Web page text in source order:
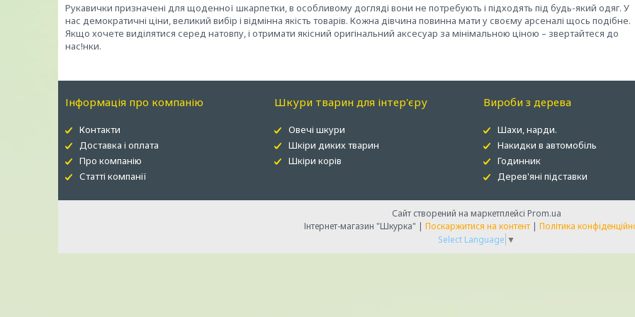
Рукавички призначені для щоденної шкарпетки, в особливому догляді вони не потребують і підходять під будь-який одяг. У
нас демократичні ціни, великий вибір і відмінна якість товарів. Кожна дівчина повинна мати у своєму арсеналі щось подібне.
Якщо хочете виділятися серед натовпу, і отримати якісний оригінальний аксесуар за мінімальною ціною – звертайтеся до
нас!нки.
Інформація про компанію
Контакти
Доставка і оплата
Про компанію
Статті компанії
Шкури тварин для інтер'єру
Овечі шкури
Шкіри диких тварин
Шкіри корів
Вироби з дерева
Шахи, нарди.
Накидки в автомобіль
Годинник
Дерев'яні підставки
Сайт створений на маркетплейсі Prom.ua
Інтернет-магазин "Шкурка" | Поскаржитися на контент | Політика
Select Language ▼